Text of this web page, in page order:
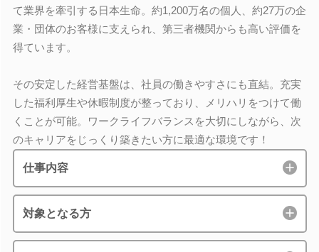
て業界を牽引する日本生命。約1,200万名の個人、約27万の企
業・団体のお客様に支えられ、第三者機関からも高い評価を
得ています。
その安定した経営基盤は、社員の働きやすさにも直結。充実
した福利厚生や休暇制度が整っており、メリハリをつけて働
くことが可能。ワークライフバランスを大切にしながら、次
のキャリアをじっくり築きたい方に最適な環境です！
仕事内容
対象となる方